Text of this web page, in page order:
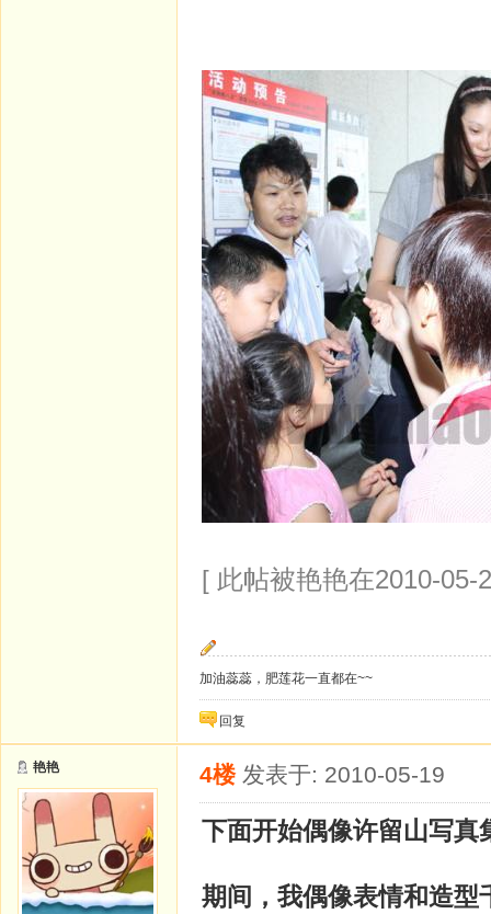
[ 此帖被艳艳在2010-05-
加油蕊蕊，肥莲花一直都在~~
回复
艳艳 4楼 发表于: 2010-05-19
下面开始偶像许留山写真
期间，我偶像表情和造型